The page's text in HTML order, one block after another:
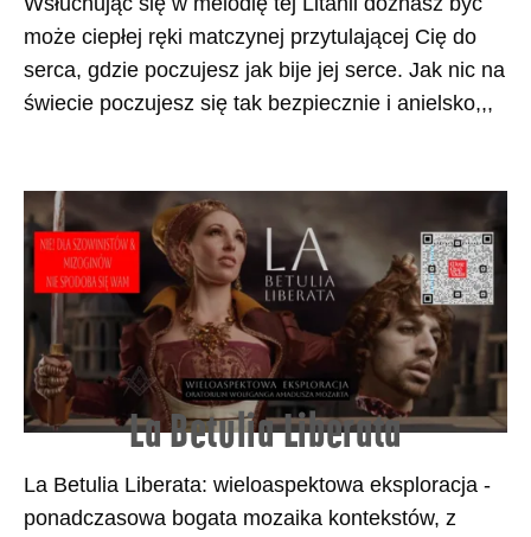
może ciepłej ręki matczynej przytulającej Cię do
serca, gdzie poczujesz jak bije jej serce. Jak nic na
świecie poczujesz się tak bezpiecznie i anielsko,,,
La Betulia Liberata
La Betulia Liberata: wieloaspektowa eksploracja -
ponadczasowa bogata mozaika kontekstów, z